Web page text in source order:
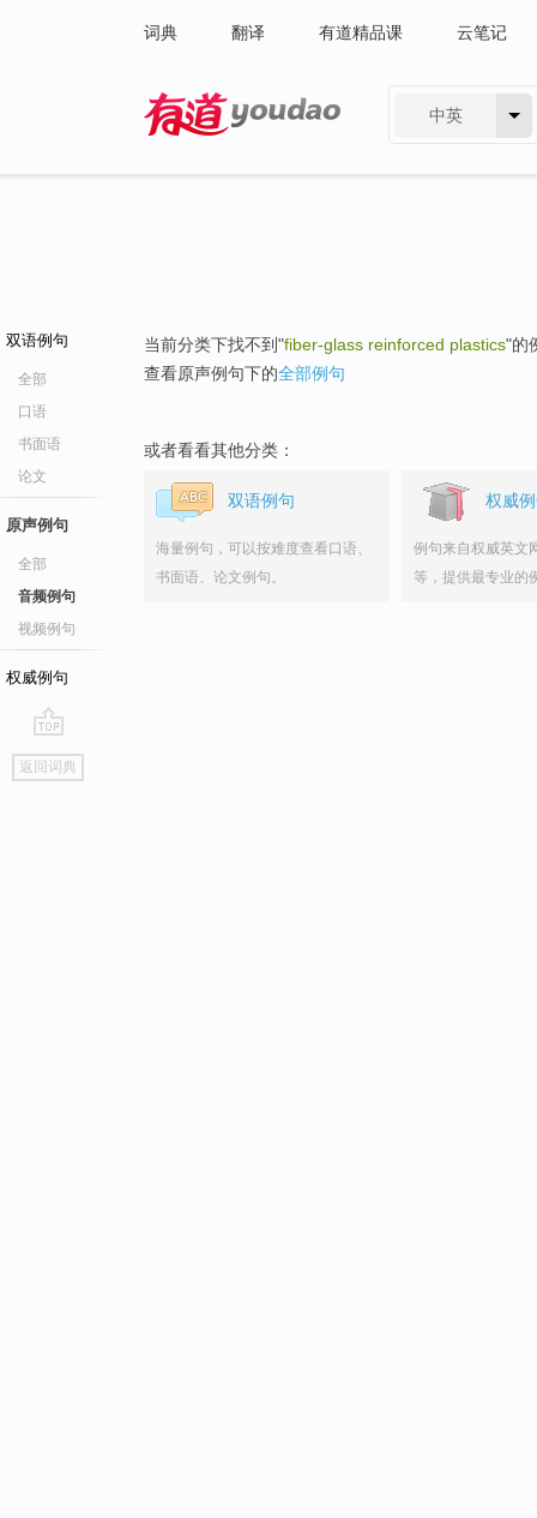
词典 翻译 有道精品课 云笔记
中英
双语例句
全部
口语
书面语
论文
原声例句
全部
音频例句
视频例句
权威例句
go
top
返回词典
当前分类下找不到"fiber-glass reinforced plastics"的
查看原声例句下的全部例句
或者看看其他分类：
双语例句
海量例句，可以按难度查看口语、
书面语、论文例句。
权威
例句来自权威英文
等，提供最专业的